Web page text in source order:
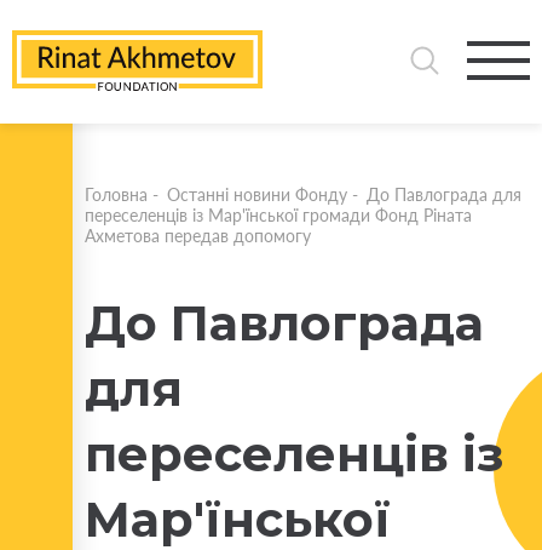
Головна - Останні новини Фонду - До Павлограда для
переселенців із Мар'їнської громади Фонд Ріната
Ахметова передав допомогу
До Павлограда
для
переселенців із
Мар'їнської